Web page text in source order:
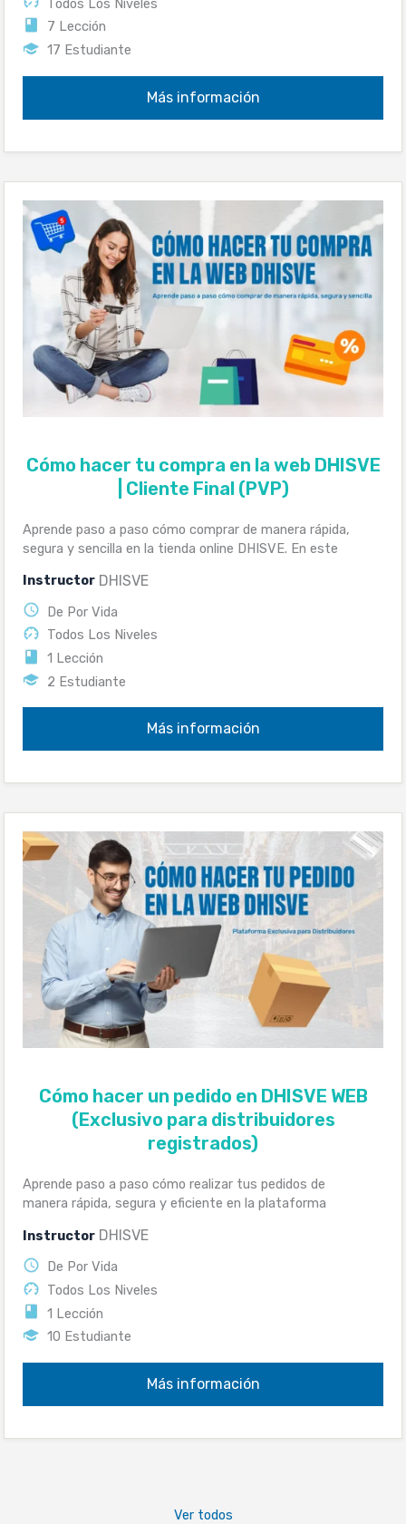
Todos Los Niveles
7 Lección
17 Estudiante
Más información
Cómo hacer tu compra en la web DHISVE
| Cliente Final (PVP)
Instructor DHISVE
De Por Vida
Todos Los Niveles
1 Lección
2 Estudiante
Aprende paso a paso cómo comprar de manera rápida,
segura y sencilla en la tienda online DHISVE. En este
Más información
Cómo hacer un pedido en DHISVE WEB
(Exclusivo para distribuidores
registrados)
Instructor DHISVE
De Por Vida
Todos Los Niveles
1 Lección
10 Estudiante
Aprende paso a paso cómo realizar tus pedidos de
manera rápida, segura y eficiente en la plataforma
Más información
Ver todos